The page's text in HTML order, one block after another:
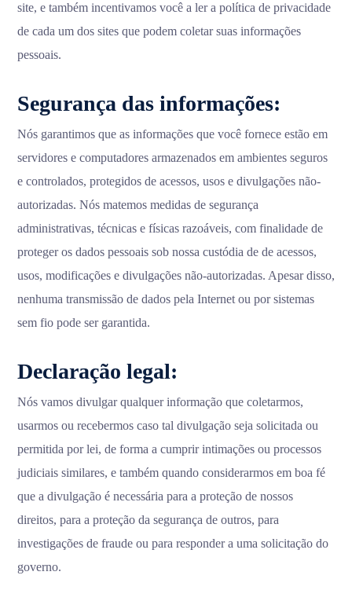
site, e também incentivamos você a ler a política de privacidade
de cada um dos sites que podem coletar suas informações
pessoais.
Segurança das informações:
Nós garantimos que as informações que você fornece estão em
servidores e computadores armazenados em ambientes seguros
e controlados, protegidos de acessos, usos e divulgações não-
autorizadas. Nós matemos medidas de segurança
administrativas, técnicas e físicas razoáveis, com finalidade de
proteger os dados pessoais sob nossa custódia de de acessos,
usos, modificações e divulgações não-autorizadas. Apesar disso,
nenhuma transmissão de dados pela Internet ou por sistemas
sem fio pode ser garantida.
Declaração legal:
Nós vamos divulgar qualquer informação que coletarmos,
usarmos ou recebermos caso tal divulgação seja solicitada ou
permitida por lei, de forma a cumprir intimações ou processos
judiciais similares, e também quando considerarmos em boa fé
que a divulgação é necessária para a proteção de nossos
direitos, para a proteção da segurança de outros, para
investigações de fraude ou para responder a uma solicitação do
governo.